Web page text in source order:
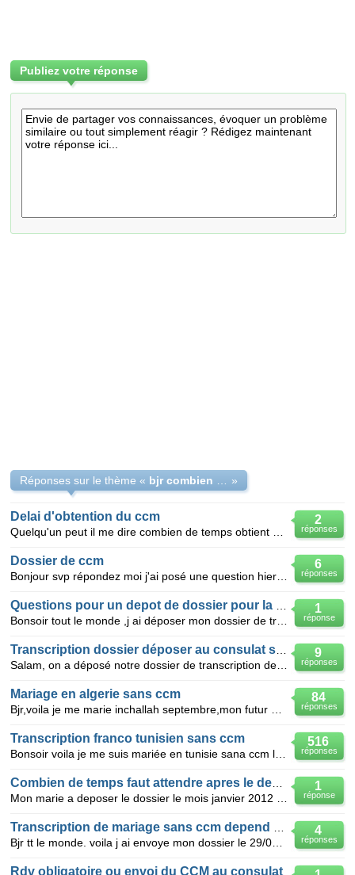
Publiez votre réponse
Réponses sur le thème « »
2
réponses
Delai d'obtention du ccm
6
réponses
Dossier de ccm
1
réponse
9
réponses
84
réponses
Mariage en algerie sans ccm
516
réponses
Transcription franco tunisien sans ccm
1
réponse
4
réponses
Rdv obligatoire ou envoi du CCM au consulat